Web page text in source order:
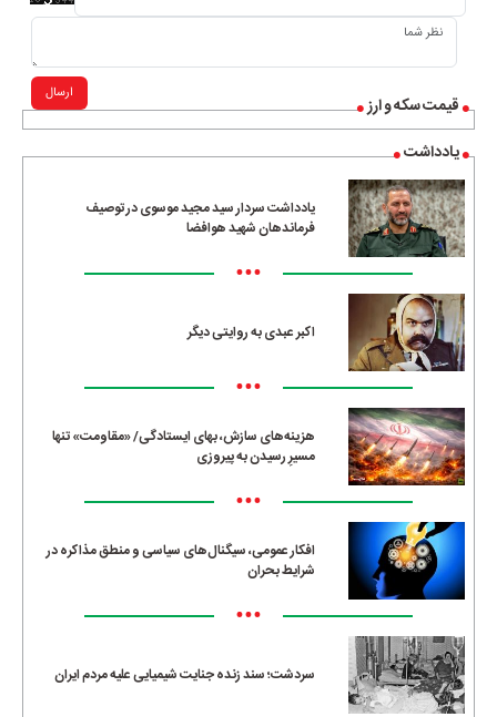
قیمت سکه و ارز
یادداشت
یادداشت سردار سید مجید موسوی در توصیف
فرماندهان شهید هوافضا
•••
اکبر عبدی به روایتی دیگر
•••
هزینه‌های سازش، بهای ایستادگی/ «مقاومت» تنها
مسیرِ رسیدن به پیروزی
•••
افکار عمومی، سیگنال‌های سیاسی و منطق مذاکره در
شرایط بحران
•••
سردشت؛ سند زنده جنایت شیمیایی علیه مردم ایران
ارسال